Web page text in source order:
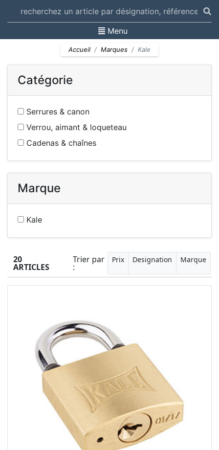
Toggle navigation
Menu
Accueil Marques Kale
Catégorie
Serrures & canon
Verrou, aimant & loqueteau
Cadenas & chaînes
Marque
Kale
20
ARTICLES
Trier par
:
Prix Designation Marque